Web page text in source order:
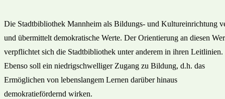
Die Stadtbibliothek Mannheim als Bildungs- und Kultureinrichtung
und übermittelt demokratische Werte. Der Orientierung an diesen
verpflichtet sich die Stadtbibliothek unter anderem in ihren Leitlinien.
Ebenso soll ein niedrigschwelliger Zugang zu Bildung, d.h. das
Ermöglichen von lebenslangem Lernen darüber hinaus
demokratiefördernd wirken.